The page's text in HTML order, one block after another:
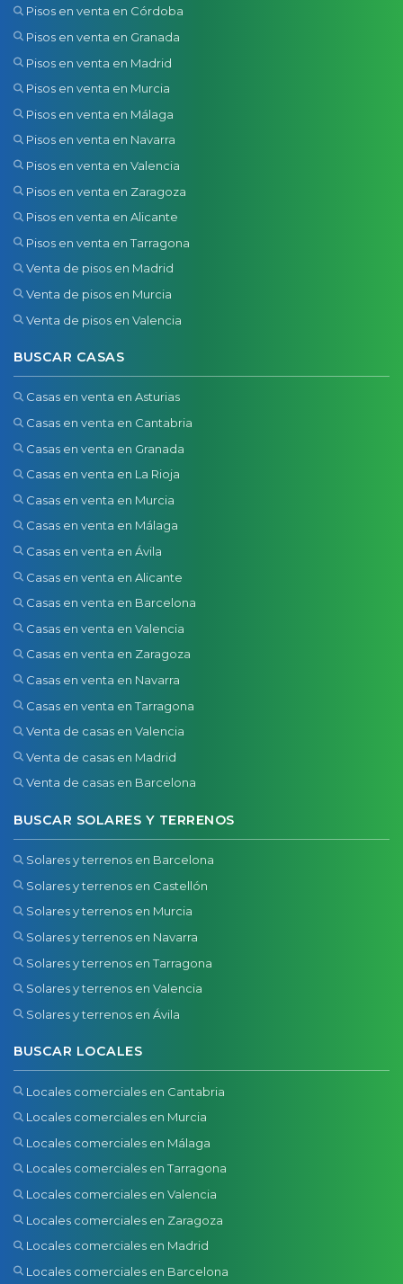
Pisos en venta en Córdoba
Pisos en venta en Granada
Pisos en venta en Madrid
Pisos en venta en Murcia
Pisos en venta en Málaga
Pisos en venta en Navarra
Pisos en venta en Valencia
Pisos en venta en Zaragoza
Pisos en venta en Alicante
Pisos en venta en Tarragona
Venta de pisos en Madrid
Venta de pisos en Murcia
Venta de pisos en Valencia
BUSCAR CASAS
Casas en venta en Asturias
Casas en venta en Cantabria
Casas en venta en Granada
Casas en venta en La Rioja
Casas en venta en Murcia
Casas en venta en Málaga
Casas en venta en Ávila
Casas en venta en Alicante
Casas en venta en Barcelona
Casas en venta en Valencia
Casas en venta en Zaragoza
Casas en venta en Navarra
Casas en venta en Tarragona
Venta de casas en Valencia
Venta de casas en Madrid
Venta de casas en Barcelona
BUSCAR SOLARES Y TERRENOS
Solares y terrenos en Barcelona
Solares y terrenos en Castellón
Solares y terrenos en Murcia
Solares y terrenos en Navarra
Solares y terrenos en Tarragona
Solares y terrenos en Valencia
Solares y terrenos en Ávila
BUSCAR LOCALES
Locales comerciales en Cantabria
Locales comerciales en Murcia
Locales comerciales en Málaga
Locales comerciales en Tarragona
Locales comerciales en Valencia
Locales comerciales en Zaragoza
Locales comerciales en Madrid
Locales comerciales en Barcelona